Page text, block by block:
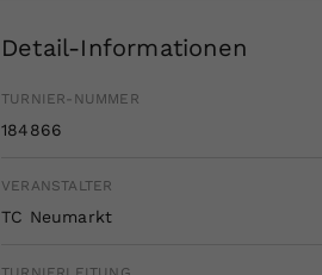
Detail-Informationen
TURNIER-NUMMER
184866
VERANSTALTER
TC Neumarkt